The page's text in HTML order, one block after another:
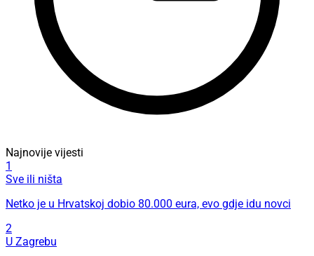
Najnovije vijesti
1
Sve ili ništa
Netko je u Hrvatskoj dobio 80.000 eura, evo gdje idu novci
2
U Zagrebu